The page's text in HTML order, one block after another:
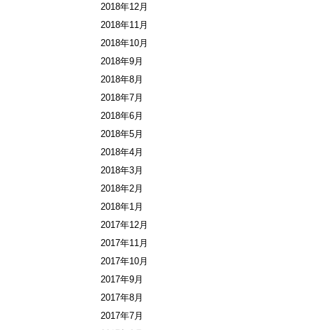
2018年12月
2018年11月
2018年10月
2018年9月
2018年8月
2018年7月
2018年6月
2018年5月
2018年4月
2018年3月
2018年2月
2018年1月
2017年12月
2017年11月
2017年10月
2017年9月
2017年8月
2017年7月